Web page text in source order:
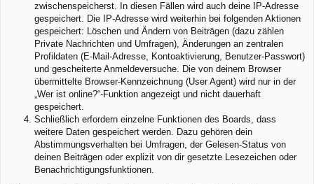
zwischenspeicherst. In diesen Fällen wird auch deine IP-Adresse
gespeichert. Die IP-Adresse wird weiterhin bei folgenden Aktionen
gespeichert: Löschen und Ändern von Beiträgen (dazu zählen
Private Nachrichten und Umfragen), Änderungen an zentralen
Profildaten (E-Mail-Adresse, Kontoaktivierung, Benutzer-Passwort)
und gescheiterte Anmeldeversuche. Die von deinem Browser
übermittelte Browser-Kennzeichnung (User Agent) wird nur in der
„Wer ist online?“-Funktion angezeigt und nicht dauerhaft
gespeichert.
Schließlich erfordern einzelne Funktionen des Boards, dass
weitere Daten gespeichert werden. Dazu gehören dein
Abstimmungsverhalten bei Umfragen, der Gelesen-Status von
deinen Beiträgen oder explizit von dir gesetzte Lesezeichen oder
Benachrichtigungsfunktionen.